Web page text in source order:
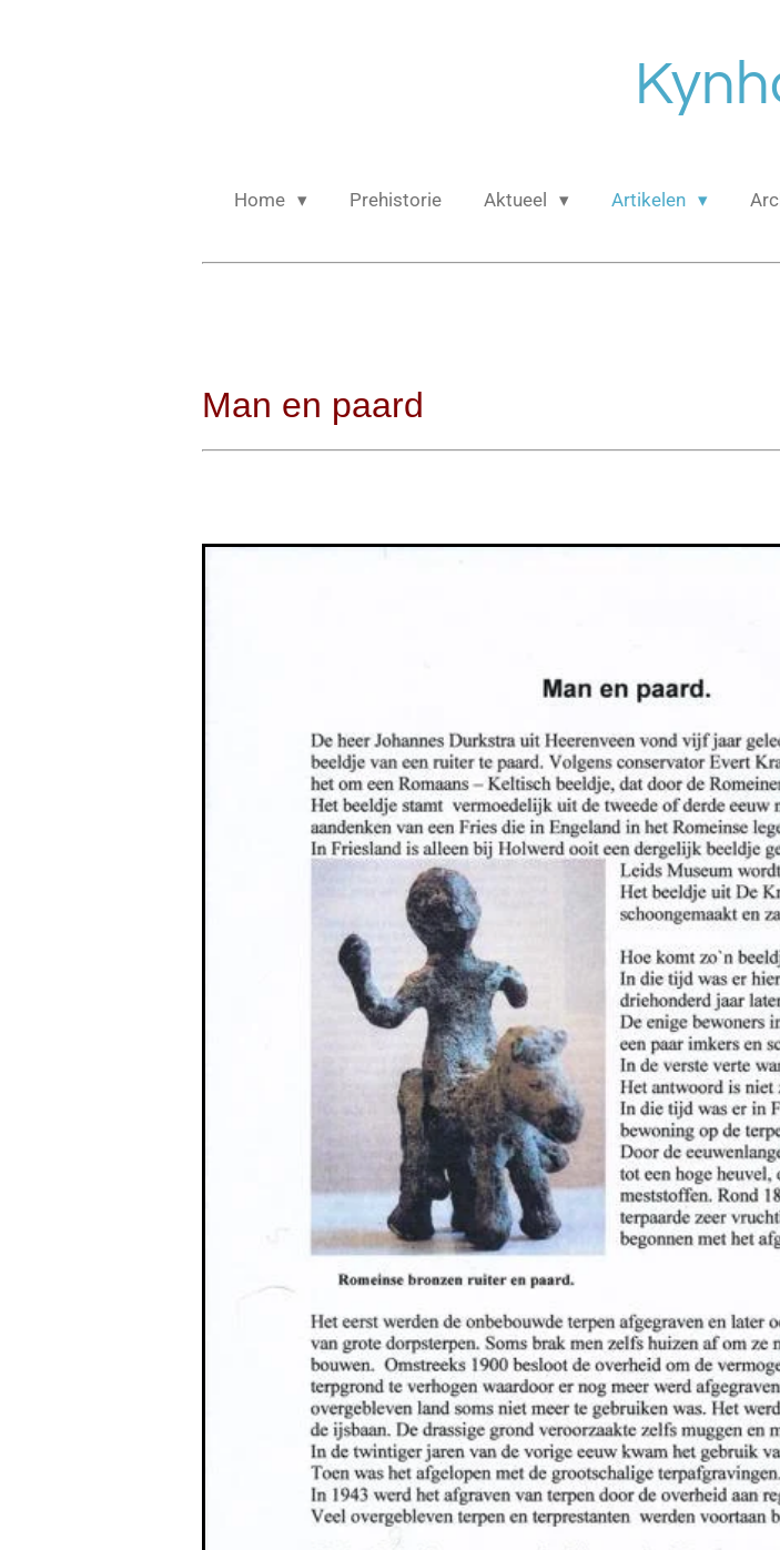
Home Prehistorie Aktueel Artikelen
Man en paard